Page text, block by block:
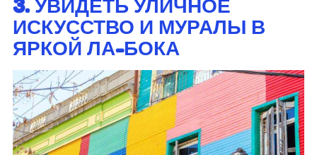
3. УВИДЕТЬ УЛИЧНОЕ
ИСКУССТВО И МУРАЛЫ В
ЯРКОЙ ЛА-БОКА